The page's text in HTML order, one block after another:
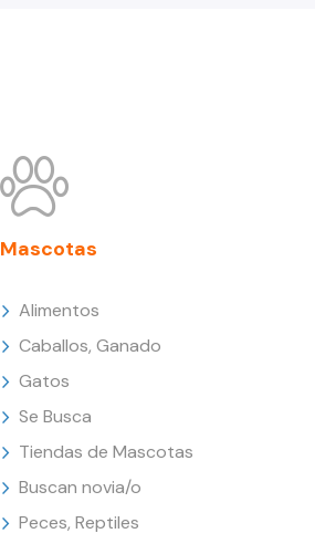
Mascotas
Alimentos
Caballos, Ganado
Gatos
Se Busca
Tiendas de Mascotas
Buscan novia/o
Peces, Reptiles